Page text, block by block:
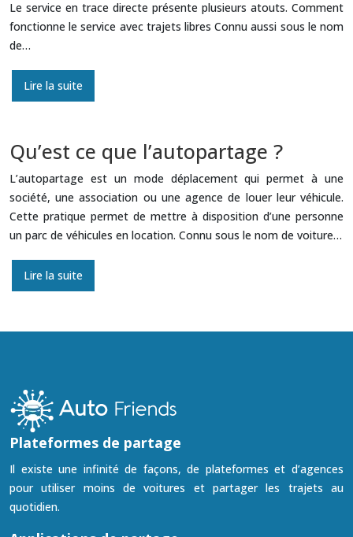
Le service en trace directe présente plusieurs atouts. Comment
fonctionne le service avec trajets libres Connu aussi sous le nom
de…
Lire la suite
Qu’est ce que l’autopartage ?
L’autopartage est un mode déplacement qui permet à une
société, une association ou une agence de louer leur véhicule.
Cette pratique permet de mettre à disposition d’une personne
un parc de véhicules en location. Connu sous le nom de voiture…
Lire la suite
Plateformes de partage
Il existe une infinité de façons, de plateformes et d’agences
pour utiliser moins de voitures et partager les trajets au
quotidien.